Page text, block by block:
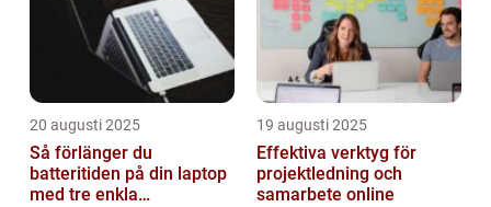
20 augusti 2025
Så förlänger du
batteritiden på din laptop
med tre enkla
19 augusti 2025
Effektiva verktyg för
projektledning och
samarbete online